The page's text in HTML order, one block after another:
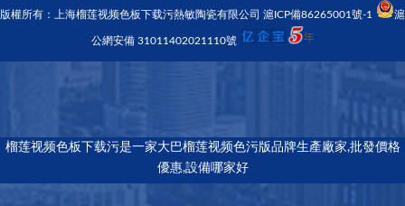
版權所有：上海榴莲视频色板下载污熱敏陶瓷有限公司 滬ICP備86265001號-1 滬
公網安備 31011402021110號
榴莲视频色板下载污是一家大巴榴莲视频色污版品牌生產廠家,批發價格
優惠,設備哪家好